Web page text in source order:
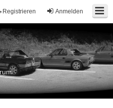
Anmelden
Registrieren